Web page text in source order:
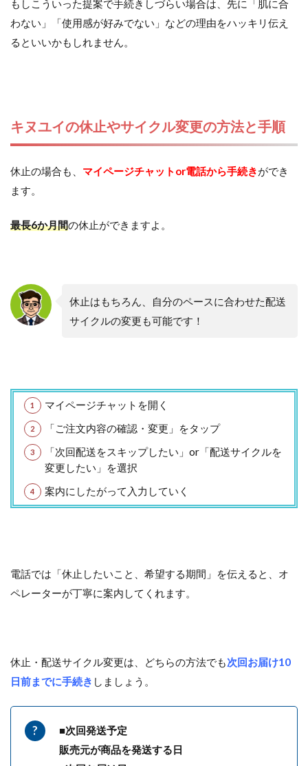
もしこういった提案で手続きしづらい場合は、先に「肌に合
わない」「使用感が好みでない」などの理由をハッキリ伝え
るといいかもしれません。
キヌユイの休止やサイクル変更の方法と手順
休止の場合も、 マイページチャットor電話から手続きができ
ます。
最長6か月間の休止ができますよ。
休止はもちろん、自分のペースに合わせた配送
サイクルの変更も可能です！
マイページチャットを開く
「ご注文内容の確認・変更」をタップ
「次回配送をスキップしたい」or「配送サイクルを
変更したい」を選択
案内にしたがって入力していく
電話では「休止したいこと、希望する期間」を伝えると、オ
ペレーターが丁寧に案内してくれます。
休止・配送サイクル変更は、どちらの方法でも次回お届け10
日前までに手続き しましょう。
■次回発送予定
販売元が商品を発送する日